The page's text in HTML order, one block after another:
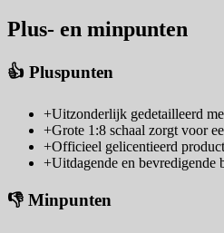
Plus- en minpunten
👍 Pluspunten
+Uitzonderlijk gedetailleerd
+Grote 1:8 schaal zorgt voor
+Officieel gelicentieerd
+Uitdagende en bevredigende
👎 Minpunten